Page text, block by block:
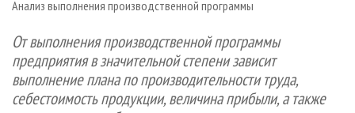
СУШКА ДРЕВЕСИНЫ
ПРОИЗВОДСТВО ДРЕВЕСНЫХ ПЛИТ
ДЕРЕВЯННОЕ ДОМОСТРОЕНИЕ
ПРОИЗВОДСТВО МЕБЕЛИ
ПЕРСОНЫ
МОБИЛЬНЫЕ ВЫСТАВКИ
ОФИЦИАЛЬНЫЕ ДЕЛЕГАЦИИ
ПРИОРИТЕТНЫЕ ИНВЕСТПРОЕКТЫ
КОНТАКТЫ
РЕКЛАМА
РЕКЛАМА НА САЙТЕ
Анализ выполнения производственной программы
От выполнения производственной программы
предприятия в значительной степени зависит
выполнение плана по производительности труда,
себестоимость продукции, величина прибыли, а также